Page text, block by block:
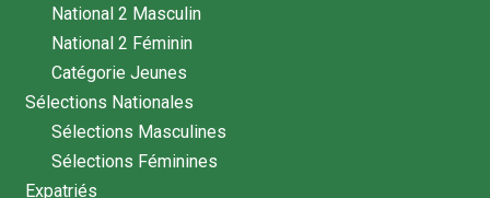
National 2 Masculin
National 2 Féminin
Catégorie Jeunes
Sélections Nationales
Sélections Masculines
Sélections Féminines
Expatriés